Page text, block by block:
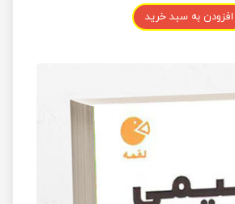
افزودن به سبد خرید